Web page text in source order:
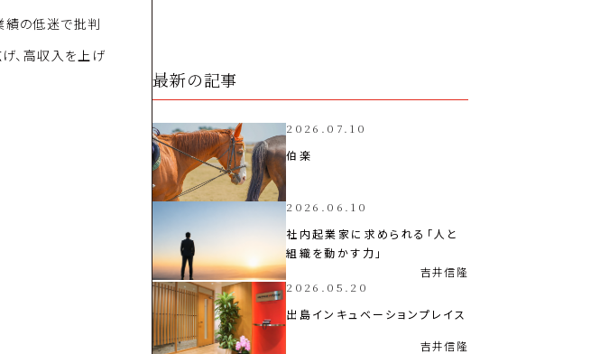
績の低迷で批判
、高収入を上げ
最新の記事
2026.07.10
伯楽
2026.06.10
社内起業家に求められる「人と
組織を動かす力」
吉井信隆
2026.05.20
出島インキュベーションプレイス
吉井信隆